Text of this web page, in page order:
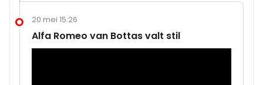
20 mei 15:26
Alfa Romeo van Bottas valt stil